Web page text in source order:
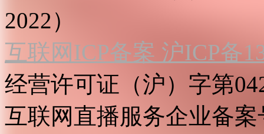
2022）
互联网ICP备案 沪ICP备
经营许可证（沪）字第
互联网直播服务企业备案